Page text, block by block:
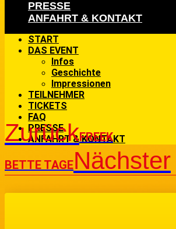
PRESSE
ANFAHRT & KONTAKT
START
DAS EVENT
Infos
Geschichte
Impressionen
TEILNEHMER
TICKETS
FAQ
PRESSE
ANFAHRT & KONTAKT
ZurückFREEK
BETTE TAGENächster